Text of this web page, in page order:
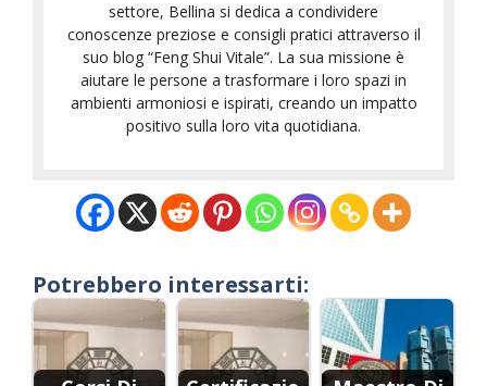
settore, Bellina si dedica a condividere
conoscenze preziose e consigli pratici attraverso il
suo blog “Feng Shui Vitale”. La sua missione è
aiutare le persone a trasformare i loro spazi in
ambienti armoniosi e ispirati, creando un impatto
positivo sulla loro vita quotidiana.
Potrebbero interessarti: